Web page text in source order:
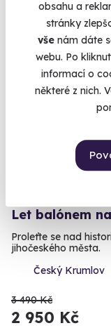
obsahu a
stránky
vše nám dáte
webu. Po
informací o
některé z nich.
Volný termín už
Let balónem
Proleťte se nad
jihočeského města.
Český Krumlov
3 490 Kč
2 950 Kč